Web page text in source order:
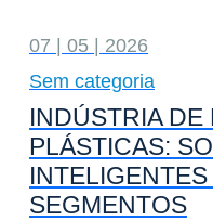
07 | 05 | 2026
Sem categoria
INDÚSTRIA DE
PLÁSTICAS:
SEGMENTOS